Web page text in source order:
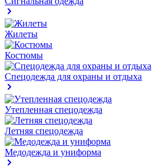
Жилеты
Костюмы
Спецодежда для охраны и отдыха
Утепленная спецодежда
Летняя спецодежда
Медодежда и униформа